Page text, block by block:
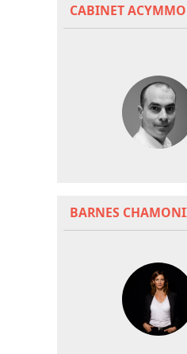
CABINET
BARNES